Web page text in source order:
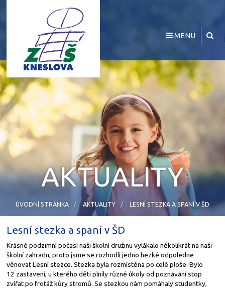
MENU
AKTUALITY
ÚVODNÍ STRÁNKA AKTUALITY LESNÍ STEZKA A SPANÍ V ŠD
Lesní stezka a spaní v ŠD
Krásné podzimní počasí naši školní družinu vylákalo několikrát na naši
školní zahradu, proto jsme se rozhodli jedno hezké odpoledne
věnovat Lesní stezce. Stezka byla rozmístěna po celé ploše. Bylo
12 zastavení, u kterého děti plnily různé úkoly od poznávání stop
zvířat po frotáž kůry stromů. Se stezkou nám pomáhaly studentky,